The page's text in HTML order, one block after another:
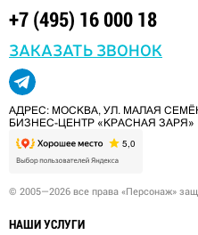
+7 (495) 16 000 18
ЗАКАЗАТЬ ЗВОНОК
АДРЕС: МОСКВА, УЛ. МАЛАЯ
БИЗНЕС-ЦЕНТР «КРАСНАЯ ЗАРЯ»
© 2005—2026 все права «Персонаж»
НАШИ УСЛУГИ